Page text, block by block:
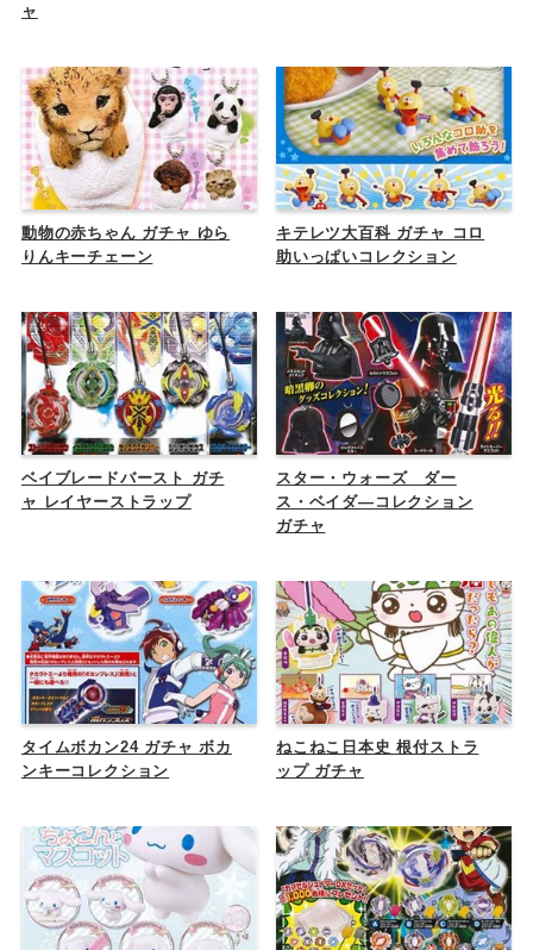
ャ
動物の赤ちゃん ガチャ ゆら
りんキーチェーン
キテレツ大百科 ガチャ コロ
助いっぱいコレクション
ベイブレードバースト ガチ
ャ レイヤーストラップ
スター・ウォーズ ダー
ス・ベイダ―コレクション
ガチャ
タイムボカン24 ガチャ ボカ
ンキーコレクション
ねこねこ日本史 根付ストラ
ップ ガチャ